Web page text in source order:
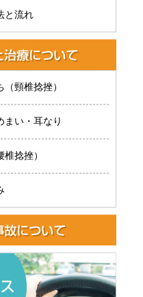
と流れ
（頸椎捻挫）
まい・耳なり
捻挫）